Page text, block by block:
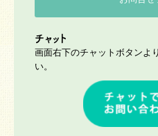
チャット
画面右下のチャットボタンよ
い。